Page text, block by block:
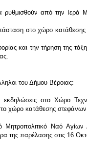
από την Ιερά
στο χώρο
και την τήρηση της
του Δήμου Βέροιας:
εκδηλώσεις στο Χώρο
χώρο κατάθεσης στεφάνων
Μητροπολιτικό Ναό
της παρέλασης στις 16